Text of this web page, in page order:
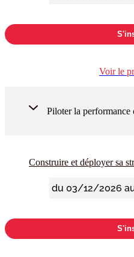
Voir le
Piloter la performance
Construire et déployer sa